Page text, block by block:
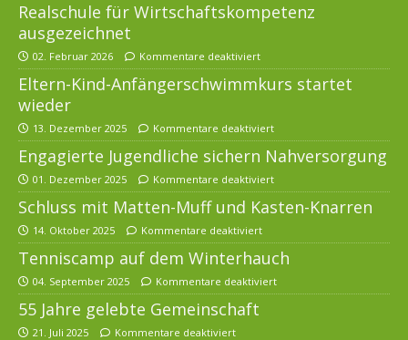
Realschule für Wirtschaftskompetenz
ausgezeichnet
02. Februar 2026 Kommentare deaktiviert
Eltern-Kind-Anfängerschwimmkurs startet
wieder
13. Dezember 2025 Kommentare deaktiviert
Engagierte Jugendliche sichern Nahversorgung
01. Dezember 2025 Kommentare deaktiviert
Schluss mit Matten-Muff und Kasten-Knarren
14. Oktober 2025 Kommentare deaktiviert
Tenniscamp auf dem Winterhauch
04. September 2025 Kommentare deaktiviert
55 Jahre gelebte Gemeinschaft
21. Juli 2025 Kommentare deaktiviert